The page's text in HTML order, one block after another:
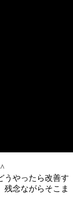
うやったら改善す
残念ながらそこま